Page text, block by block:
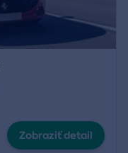
Zobraziť detail